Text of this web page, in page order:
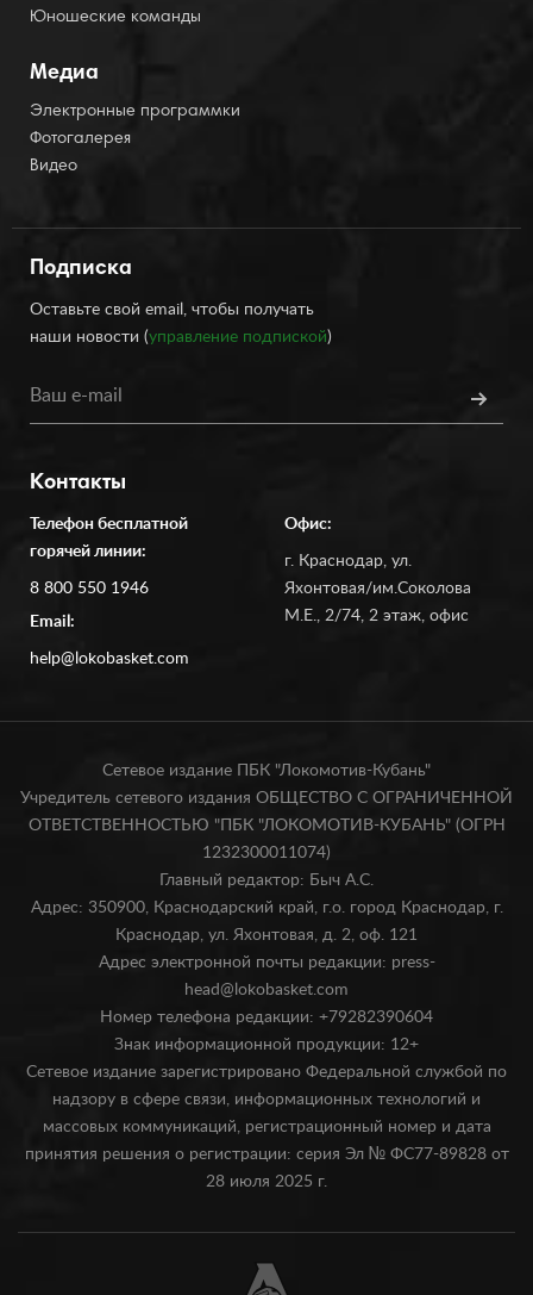
Юношеские команды
Медиа
Электронные программки
Фотогалерея
Видео
Подписка
Оставьте свой email, чтобы получать
наши новости (управление подпиской)
Контакты
Телефон бесплатной
горячей линии:
8 800 550 1946
Email:
help@lokobasket.com
Офис:
г. Краснодар, ул.
Яхонтовая/им.Соколова
М.Е., 2/74, 2 этаж, офис
Сетевое издание ПБК "Локомотив-Кубань"
Учредитель сетевого издания ОБЩЕСТВО С ОГРАНИЧЕННОЙ
ОТВЕТСТВЕННОСТЬЮ "ПБК "ЛОКОМОТИВ-КУБАНЬ" (ОГРН
1232300011074)
Главный редактор: Быч А.С.
Адрес: 350900, Краснодарский край, г.о. город Краснодар, г.
Краснодар, ул. Яхонтовая, д. 2, оф. 121
Адрес электронной почты редакции: press-
head@lokobasket.com
Номер телефона редакции: +79282390604
Знак информационной продукции: 12+
Сетевое издание зарегистрировано Федеральной службой по
надзору в сфере связи, информационных технологий и
массовых коммуникаций, регистрационный номер и дата
принятия решения о регистрации: серия Эл № ФС77-89828 от
28 июля 2025 г.